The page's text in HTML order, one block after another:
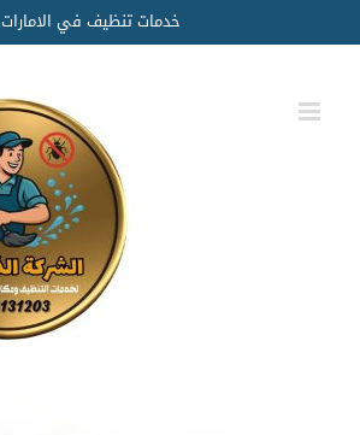
to
content
خدمات تنظيف في الامارات